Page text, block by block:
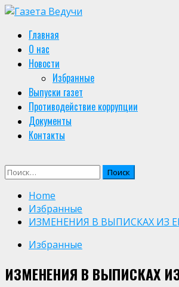
Skip
content
Primary
Menu
Главная
О нас
Новости
Избранные
Выпуски газет
Противодействие коррупции
Документы
Контакты
Найти:
Home
Избранные
ИЗМЕНЕНИЯ В ВЫПИСКАХ ИЗ
Избранные
ИЗМЕНЕНИЯ В ВЫПИСКАХ